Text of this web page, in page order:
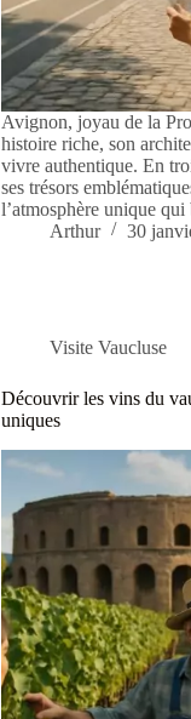
Avignon, joyau de la
histoire riche, son
vivre authentique. En
ses trésors
l’atmosphère unique
Arthur
30
Visite Vaucluse
Découvrir les vins du
uniques